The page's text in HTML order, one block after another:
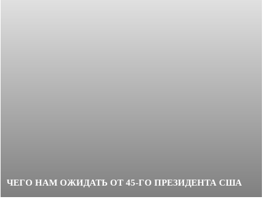
ЧЕГО НАМ ОЖИДАТЬ ОТ 45-ГО ПРЕЗИДЕНТА США